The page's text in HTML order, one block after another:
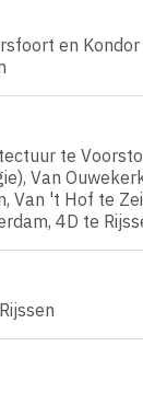
en Kondor
te
Van
Van 't Hof te
4D te